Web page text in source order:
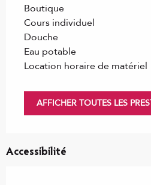
Boutique
Cours individuel
Douche
Eau potable
Location horaire de matériel
AFFICHER TOUTES LES
Accessibilité